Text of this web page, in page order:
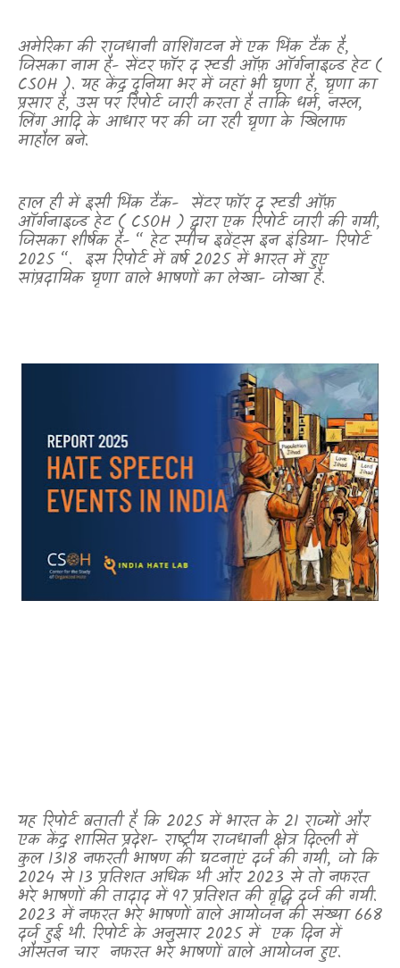
अमेरिका की राजधानी वाशिंगटन में एक थिंक टैंक है,
जिसका नाम है- सेंटर फॉर द स्टडी ऑफ़ ऑर्गनाइज्ड हेट (
CSOH ). यह केंद्र दुनिया भर में जहां भी घृणा है, घृणा का
प्रसार है,उस पर रिपोर्ट जारी करता है ताकि धर्म, नस्ल,
लिंग आदि के आधार पर की जा रही घृणा के खिलाफ
माहौल बने.
हाल ही में इसी थिंक टैंक- सेंटर फॉर द स्टडी ऑफ़
ऑर्गनाइज्ड हेट ( CSOH )द्वारा एक रिपोर्ट जारी की गयी,
जिसका शीर्षक है- “ हेट स्पीच इवेंट्स इन इंडिया- रिपोर्ट
2025 “. इस रिपोर्ट में वर्ष 2025 में भारत में हुए
सांप्रदायिक घृणा वाले भाषणों का लेखा- जोखा है.
यह रिपोर्ट बताती है कि 2025 में भारत के 21 राज्यों और
एक केंद्र शासित प्रदेश- राष्ट्रीय राजधानी क्षेत्र दिल्ली में
कुल 1318 नफरती भाषण की घटनाएं दर्ज की गयी, जो कि
2024 से 13 प्रतिशत अधिक थी और 2023 से तो नफरत
भरे भाषणों की तादाद में 97 प्रतिशत की वृद्धि दर्ज की गयी.
2023 में नफरत भरे भाषणों वाले आयोजन की संख्या 668
दर्ज हुई थी. रिपोर्ट के अनुसार 2025 में एक दिन में
औसतन चार नफरत भरे भाषणों वाले आयोजन हुए.